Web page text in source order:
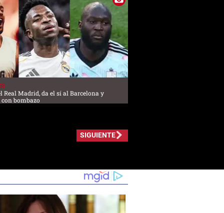
Real Madrid, da el sí al Barcelona y
bombazo
SIGUIENTE